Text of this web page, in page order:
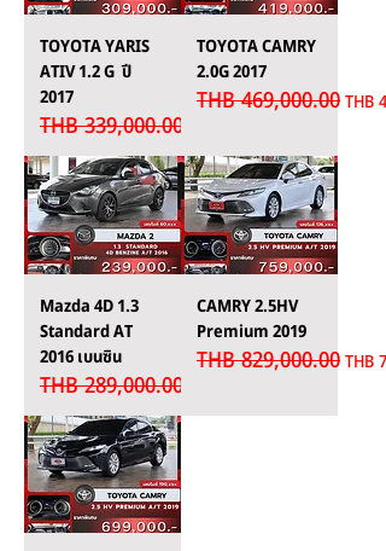
TOYOTA YARIS
ATIV 1.2 G ปี
2017
Regular Price
THB 339,000.00
TOYOTA CAMRY
2.0G 2017
Regular Price
THB 469,000.00Sale
THB
Mazda 4D 1.3
Standard AT
2016 เบนซิน
Regular Price
THB 289,000.00
CAMRY 2.5HV
Premium 2019
Regular Price
THB 829,000.00Sale
THB